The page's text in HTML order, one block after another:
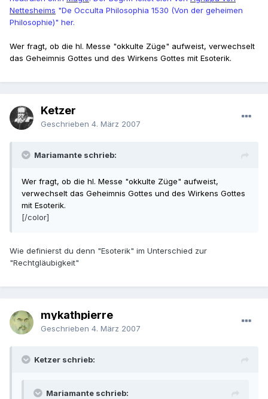
Nettesheims "De Occulta Philosophia 1530 (Von der geheimen
Philosophie)" her.
Wer fragt, ob die hl. Messe "okkulte Züge" aufweist, verwechselt
das Geheimnis Gottes und des Wirkens Gottes mit Esoterik.
Ketzer
Geschrieben 4. März 2007
Mariamante schrieb:
Wer fragt, ob die hl. Messe "okkulte Züge" aufweist,
verwechselt das Geheimnis Gottes und des Wirkens Gottes
mit Esoterik.
[/color]
Wie definierst du denn "Esoterik" im Unterschied zur
"Rechtgläubigkeit"
mykathpierre
Geschrieben 4. März 2007
Ketzer schrieb:
Mariamante schrieb: